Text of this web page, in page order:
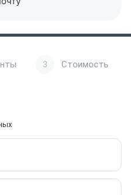
3 Стоимость